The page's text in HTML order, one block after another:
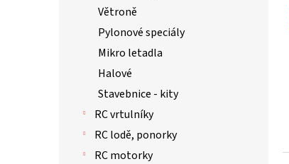
Větroně
Pylonové speciály
Mikro letadla
Halové
Stavebnice - kity
RC vrtulníky
RC lodě, ponorky
RC motorky